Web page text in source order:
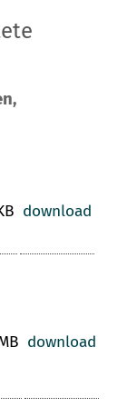
download
download